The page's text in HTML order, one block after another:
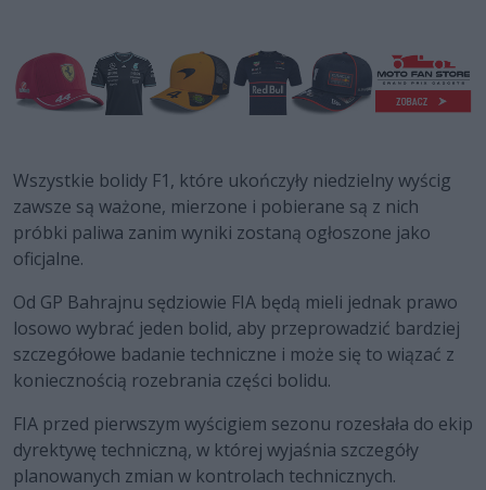
Wszystkie bolidy F1, które ukończyły niedzielny wyścig
zawsze są ważone, mierzone i pobierane są z nich
próbki paliwa zanim wyniki zostaną ogłoszone jako
oficjalne.
Od GP Bahrajnu sędziowie FIA będą mieli jednak prawo
losowo wybrać jeden bolid, aby przeprowadzić bardziej
szczegółowe badanie techniczne i może się to wiązać z
koniecznością rozebrania części bolidu.
FIA przed pierwszym wyścigiem sezonu rozesłała do ekip
dyrektywę techniczną, w której wyjaśnia szczegóły
planowanych zmian w kontrolach technicznych.